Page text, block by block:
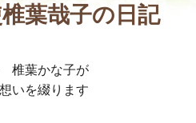
葉哉子の日記
椎葉かな子が
いを綴ります